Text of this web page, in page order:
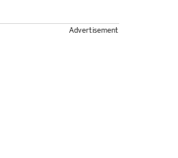
Advertisement